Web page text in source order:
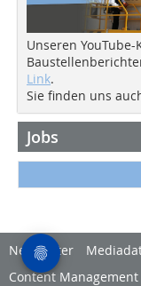
Unseren
Link.
Sie finden uns
Jobs
Newsletter
Content